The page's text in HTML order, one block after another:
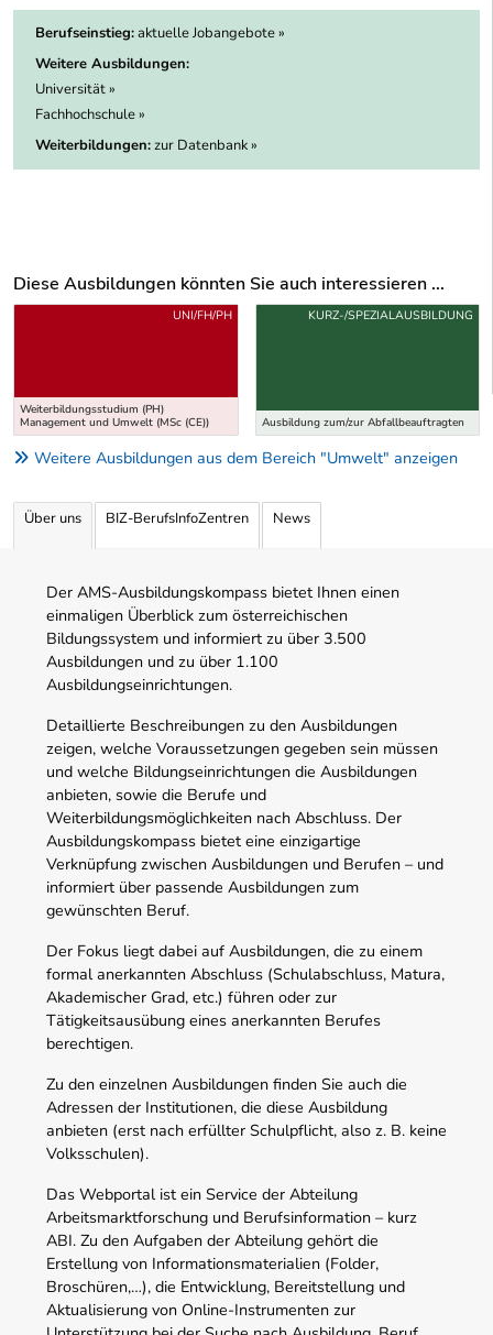
Berufseinstieg:aktuelle Jobangebote »
Weitere Ausbildungen:
Universität »
Fachhochschule »
Weiterbildungen:zur Datenbank »
Diese Ausbildungen könnten Sie auch interessieren ...
Uber weitere Ausbildungsvorschläge
Weiterbildungsstudium (PH)
Management und Umwelt (MSc (CE))
UNI/FH/PH
Ausbildung zum/zur Abfallbeauftragten
KURZ-/SPEZIALAUSBILDUNG
Weitere Ausbildungen aus dem Bereich "Umwelt" anzeigen
Über uns BIZ-BerufsInfoZentren News
Der AMS-Ausbildungskompass bietet Ihnen einen
einmaligen Überblick zum österreichischen
Bildungssystem und informiert zu über 3.500
Ausbildungen und zu über 1.100
Ausbildungseinrichtungen.
Detaillierte Beschreibungen zu den Ausbildungen
zeigen, welche Voraussetzungen gegeben sein müssen
und welche Bildungseinrichtungen die Ausbildungen
anbieten, sowie die Berufe und
Weiterbildungsmöglichkeiten nach Abschluss. Der
Ausbildungskompass bietet eine einzigartige
Verknüpfung zwischen Ausbildungen und Berufen – und
informiert über passende Ausbildungen zum
gewünschten Beruf.
Der Fokus liegt dabei auf Ausbildungen, die zu einem
formal anerkannten Abschluss (Schulabschluss, Matura,
Akademischer Grad, etc.) führen oder zur
Tätigkeitsausübung eines anerkannten Berufes
berechtigen.
Zu den einzelnen Ausbildungen finden Sie auch die
Adressen der Institutionen, die diese Ausbildung
anbieten (erst nach erfüllter Schulpflicht, also z. B. keine
Volksschulen).
Das Webportal ist ein Service der Abteilung
Arbeitsmarktforschung und Berufsinformation – kurz
ABI. Zu den Aufgaben der Abteilung gehört die
Erstellung von Informationsmaterialien (Folder,
Broschüren,…), die Entwicklung, Bereitstellung und
Aktualisierung von Online-Instrumenten zur